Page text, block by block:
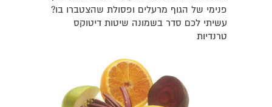
פנימי של הגוף מרעלים ופסולת שהצטברו בו?
עשיתי לכם סדר בשמונה שיטות דיטוקס
טרנדיות